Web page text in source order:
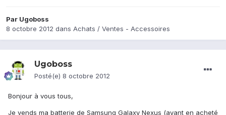
Par Ugoboss
8 octobre 2012 dans Achats / Ventes - Accessoires
Ugoboss
Posté(e) 8 octobre 2012
Bonjour à vous tous,
Je vends ma batterie de Samsung Galaxy Nexus (ayant en acheté